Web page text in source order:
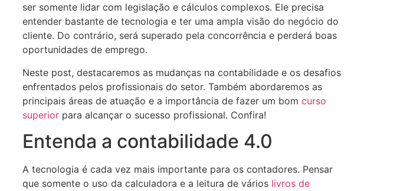
ser somente lidar com legislação e cálculos complexos. Ele precisa
entender bastante de tecnologia e ter uma ampla visão do negócio do
cliente. Do contrário, será superado pela concorrência e perderá boas
oportunidades de emprego.
Neste post, destacaremos as mudanças na contabilidade e os desafios
enfrentados pelos profissionais do setor. Também abordaremos as
principais áreas de atuação e a importância de fazer um bom curso
superior para alcançar o sucesso profissional. Confira!
Entenda a contabilidade 4.0
A tecnologia é cada vez mais importante para os contadores. Pensar
que somente o uso da calculadora e a leitura de vários livros de